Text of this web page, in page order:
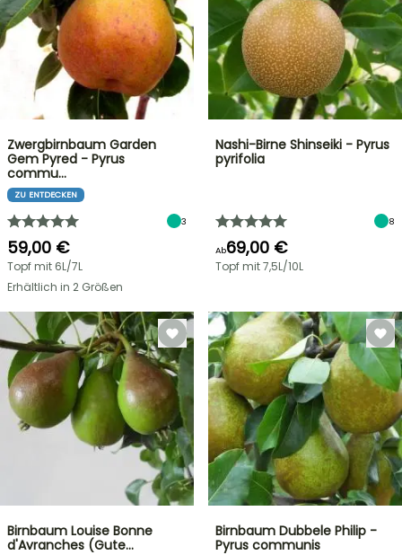
Zwergbirnbaum Garden
Gem Pyred - Pyrus
commu…
ZU ENTDECKEN
3
59,00 €
Topf mit 6L/7L
Erhältlich in 2 Größen
Nashi-Birne Shinseiki - Pyrus
pyrifolia
8
Ab69,00 €
Topf mit 7,5L/10L
Birnbaum Louise Bonne
d'Avranches (Gute…
Birnbaum Dubbele Philip -
Pyrus communis